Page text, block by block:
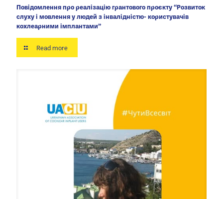
Повідомлення про реалізацію грантового проєкту “Розвиток
слуху і мовлення у людей з інвалідністю- користувачів
кохлеарними імплантами”
Read more